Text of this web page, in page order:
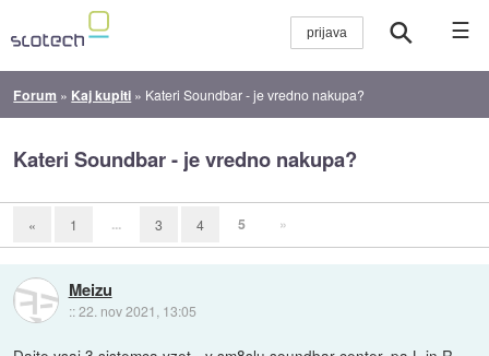
☰
Forum » Kaj kupiti » Kateri Soundbar - je vredno nakupa?
Kateri Soundbar - je vredno nakupa?
« 1 ... 3 4 5 »
Meizu
::22. nov 2021, 13:05